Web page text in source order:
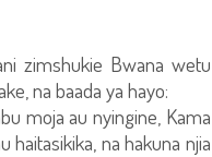
zimshukie Bwana wetu
na baada ya hayo:
moja au nyingine, Kama
na hakuna njia